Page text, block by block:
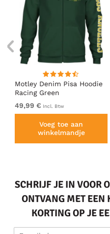
Motley Denim Pisa Hoodie
Racing Green
49,99 € Incl. Btw
Voeg toe aan
winkelmandje
SCHRIJF JE IN VOOR
ONTVANG MET EEN
KORTING OP JE